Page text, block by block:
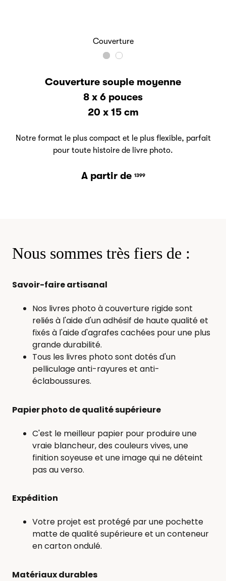
Couverture
Couverture souple moyenne
8 x 6 pouces
20 x 15 cm
Notre format le plus compact et le plus flexible, parfait
pour toute histoire de livre photo.
A partir de 1399
Nous sommes très fiers de :
Savoir-faire artisanal
Nos livres photo à couverture rigide sont
reliés à l'aide d'un adhésif de haute qualité et
fixés à l'aide d'agrafes cachées pour une plus
grande durabilité.
Tous les livres photo sont dotés d'un
pelliculage anti-rayures et anti-
éclaboussures.
Papier photo de qualité supérieure
C'est le meilleur papier pour produire une
vraie blancheur, des couleurs vives, une
finition soyeuse et une image qui ne déteint
pas au verso.
Expédition
Votre projet est protégé par une pochette
matte de qualité supérieure et un conteneur
en carton ondulé.
Matériaux durables